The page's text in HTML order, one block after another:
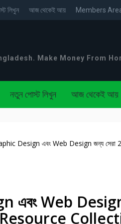
লিখুন আজ থেকেই আয় Members
Make Money From
নতুন পোস্ট লিখুন আজ থেকেই আয়
Design এবং Web Design জন্য
এবং Web Design